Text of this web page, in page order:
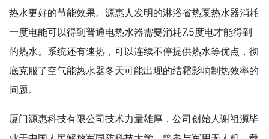
热水更好的节能效果。源惠人发明的淋浴省热泵热水器消耗
一度电能可以得到普通电热水器需要消耗7.5度电才能得到
的热水。系统还有速热，可以连续不停提供热水等优点，彻
底克服了空气能热水器冬天可能出现的结霜影响制热效率的
问题。
厦门源惠科技有限公司技术力量雄厚，公司创始人谢祖源毕